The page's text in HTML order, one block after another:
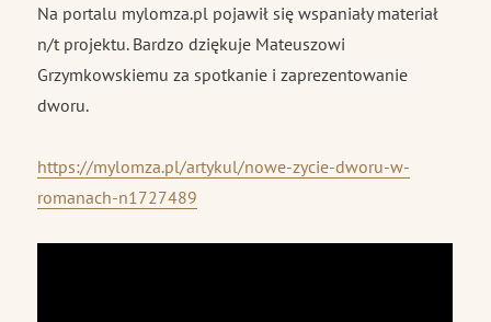
Na portalu mylomza.pl pojawił się wspaniały materiał
n/t projektu. Bardzo dziękuje Mateuszowi
Grzymkowskiemu za spotkanie i zaprezentowanie
dworu.
https://mylomza.pl/artykul/nowe-zycie-dworu-w-
romanach-n1727489